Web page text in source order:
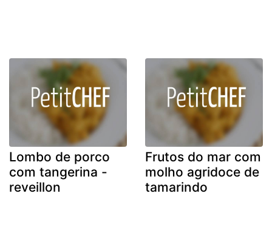
Lombo de porco
com tangerina -
reveillon
Frutos do mar com
molho agridoce de
tamarindo